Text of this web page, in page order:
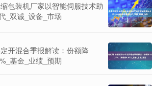
包装机厂家以智能伺服技术助
_双诚_设备_市场
开混合季报解读：份额降
基金_业绩_预期